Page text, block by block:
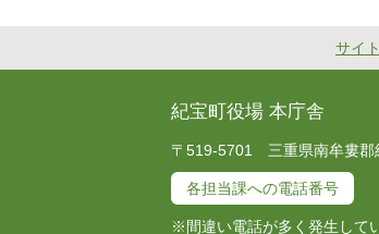
サイ
紀宝町役場 本庁舎
〒519-5701 三重県南牟婁
各担当課への電話番号
※間違い電話が多く発生して